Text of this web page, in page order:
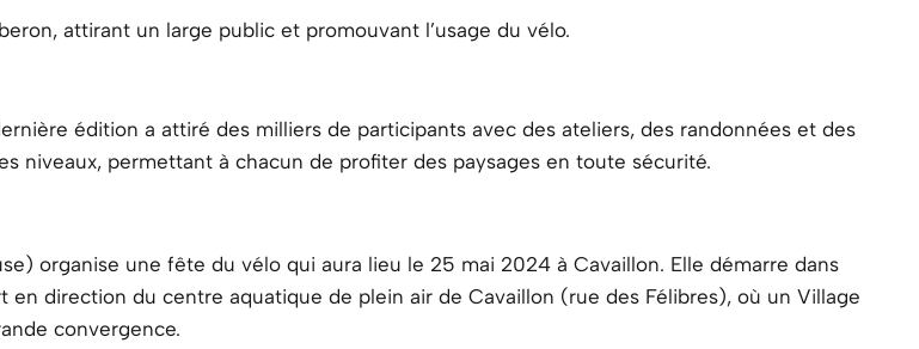
attirant un large public et promouvant l’usage du vélo.
édition a attiré des milliers de participants avec des ateliers, des randonnées et des
niveaux, permettant à chacun de profiter des paysages en toute sécurité.
organise une fête du vélo qui aura lieu le 25 mai 2024 à Cavaillon. Elle démarre dans
direction du centre aquatique de plein air de Cavaillon (rue des Félibres), où un Village
convergence.